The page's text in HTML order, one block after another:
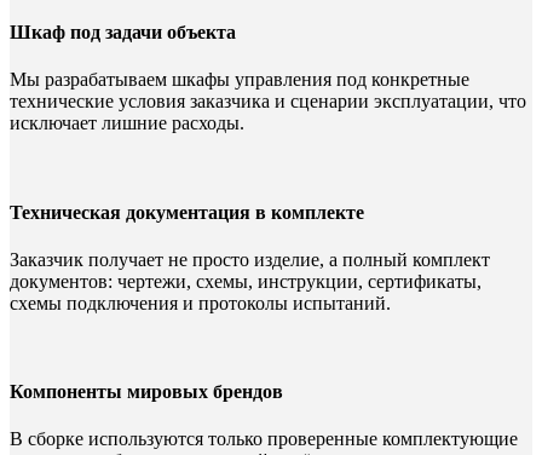
Шкаф под задачи объекта
Мы разрабатываем шкафы управления под конкретные
технические условия заказчика и сценарии эксплуатации, что
исключает лишние расходы.
Техническая документация в комплекте
Заказчик получает не просто изделие, а полный комплект
документов: чертежи, схемы, инструкции, сертификаты,
схемы подключения и протоколы испытаний.
Компоненты мировых брендов
В сборке используются только проверенные комплектующие